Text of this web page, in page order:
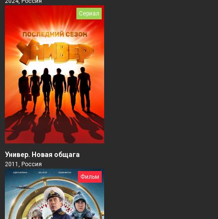
Сериал
Универ. Новая общага
2011, Россия
Фильм